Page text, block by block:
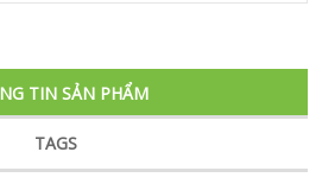
TIN SẢN PHẨM
TAGS